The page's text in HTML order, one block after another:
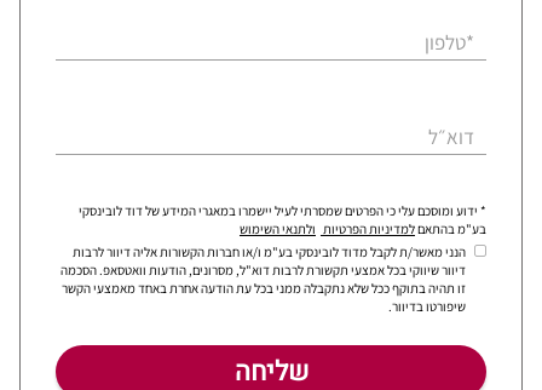
*טלפון
דוא״ל
* ידוע ומוסכם עלי כי הפרטים שמסרתי לעיל יישמרו במאגרי המידע של דוד לובינסקי
בע"מ בהתאםלמדיניות הפרטיות ולתנאי השימוש
הנני מאשר/ת לקבל מדוד לובינסקי בע"מ ו/או חברות הקשורות אליה דיוור לרבות
דיוור שיווקי בכל אמצעי תקשורת לרבות דוא"ל, מסרונים, הודעות וואטסאפ. הסכמה
זו תהיה בתוקף ככל שלא נתקבלה ממני בכל עת הודעה אחרת באחד מאמצעי הקשר
שיפורטו בדיוור.